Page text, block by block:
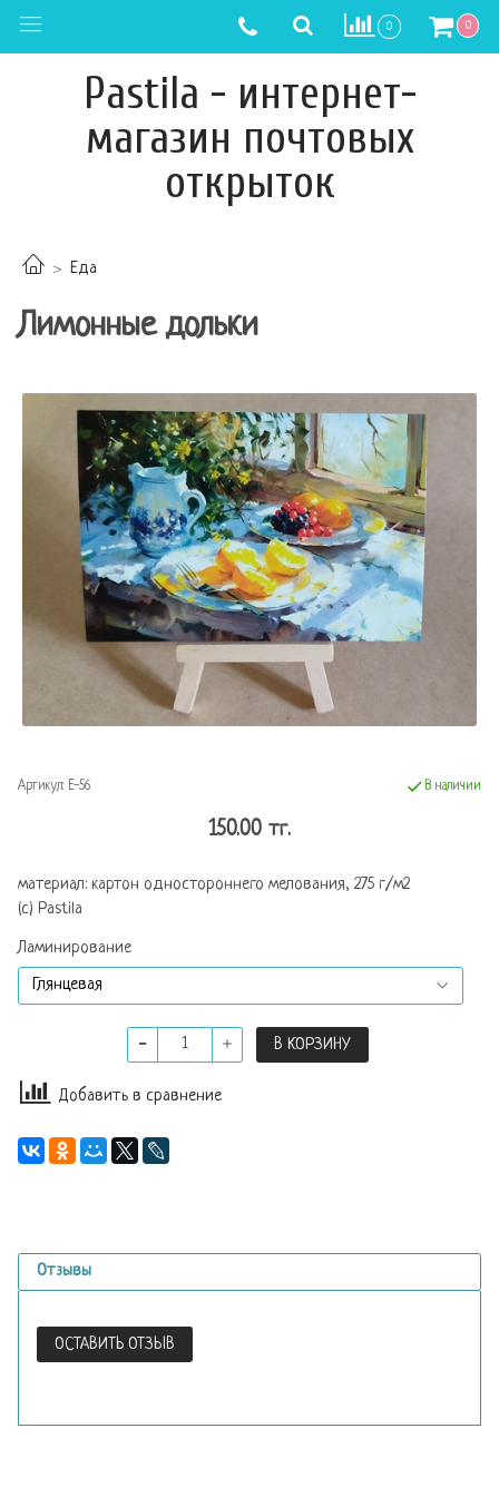
0 0
Pastila - интернет-
магазин почтовых
открыток
Еда
Лимонные дольки
Артикул: E-56 В наличии
150.00 тг.
материал: картон одностороннего мелования, 275 г/м2
(c) Pastila
Ламинирование
В КОРЗИНУ
Добавить в сравнение
Отзывы
ОСТАВИТЬ ОТЗЫВ